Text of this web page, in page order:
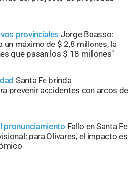
provinciales Jorge Boasso:
un máximo de $ 2,8 millones, la
que pasan los $ 18 millones"
Santa Fe brinda
prevenir accidentes con arcos de
pronunciamiento Fallo en Santa Fe
para Olivares, el impacto es